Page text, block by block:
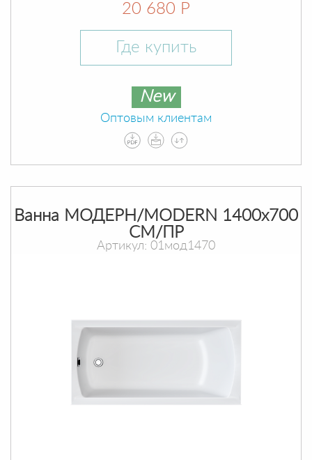
20 680 Р
Где купить
New
Оптовым клиентам
Ванна МОДЕРН/MODERN 1400х700
СМ/ПР
Артикул: 01мод1470